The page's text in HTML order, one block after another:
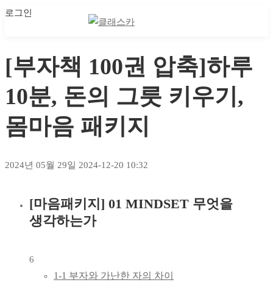
로그인
[부자책 100권 압축]하루
10분, 돈의 그릇 키우기,
몸마음 패키지
2024년 05월 29일 2024-12-20 10:32
[부자책
100권
압축]
[마음패키지] 01 MINDSET 무엇을
생각하는가
6
1-1 부자와 가난한 자의 차이